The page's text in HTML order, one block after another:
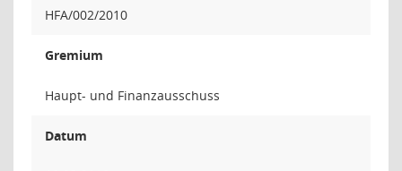
HFA/002/2010
Gremium
Haupt- und Finanzausschuss
Datum